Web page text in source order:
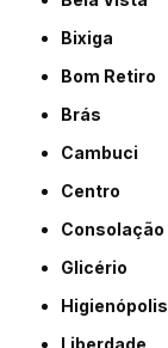
Bixiga
Bom Retiro
Brás
Cambuci
Centro
Consolação
Glicério
Higienópolis
Liberdade